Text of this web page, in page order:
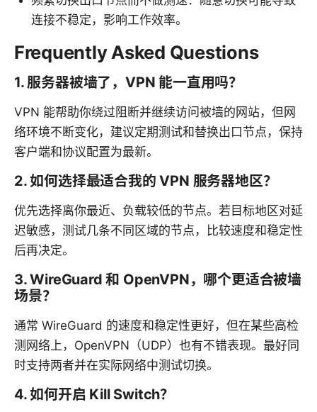
连接不稳定，影响工作效率。
Frequently Asked Questions
1. 服务器被墙了，VPN 能一直用吗？
VPN 能帮助你绕过阻断并继续访问被墙的网站，但网
络环境不断变化，建议定期测试和替换出口节点，保持
客户端和协议配置为最新。
2. 如何选择最适合我的 VPN 服务器地区？
优先选择离你最近、负载较低的节点。若目标地区对延
迟敏感，测试几条不同区域的节点，比较速度和稳定性
后再决定。
3. WireGuard 和 OpenVPN，哪个更适合被墙
场景？
通常 WireGuard 的速度和稳定性更好，但在某些高检
测网络上，OpenVPN（UDP）也有不错表现。最好同
时支持两者并在实际网络中测试切换。
4. 如何开启 Kill Switch？